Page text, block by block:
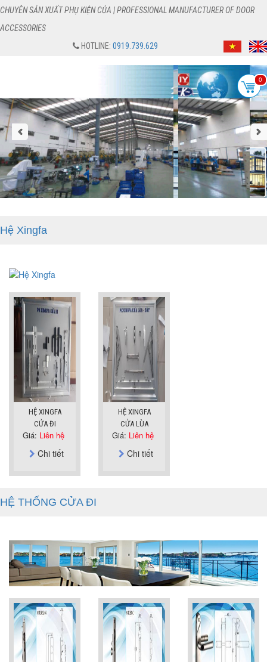
CHUYÊN SẢN XUẤT PHỤ KIỆN CỦA | PROFESSIONAL MANUFACTURER OF DOOR
ACCESSORIES
HOTLINE: 0919.739.629
0
Hệ Xingfa
HỆ XINGFA
CỬA ĐI
Giá: Liên hệ
Chi tiết
HỆ XINGFA
CỬA LÙA
Giá: Liên hệ
Chi tiết
HỆ THỐNG CỬA ĐI